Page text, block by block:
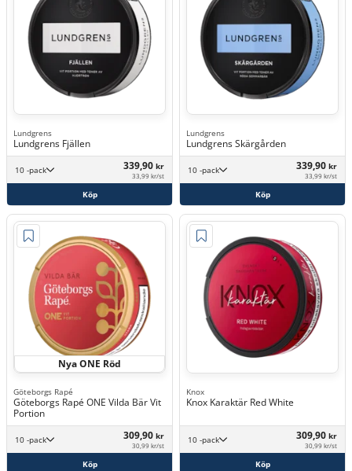
Lundgrens
Lundgrens Fjällen
10 -pack 339,90 kr
33,99 kr/st
Köp
Lundgrens
Lundgrens Skärgården
10 -pack 339,90 kr
33,99 kr/st
Köp
Nya ONE Röd
Göteborgs Rapé
Göteborgs Rapé ONE Vilda Bär Vit
Portion
10 -pack 309,90 kr
30,99 kr/st
Köp
Knox
Knox Karaktär Red White
10 -pack 309,90 kr
30,99 kr/st
Köp